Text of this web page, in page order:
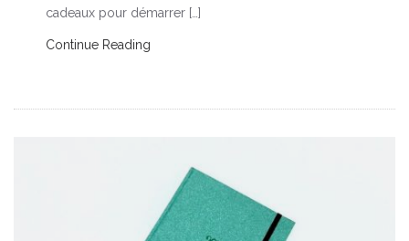
cadeaux pour démarrer […]
Continue Reading